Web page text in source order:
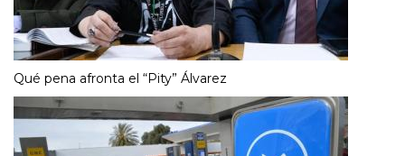
Qué pena afronta el “Pity” Álvarez